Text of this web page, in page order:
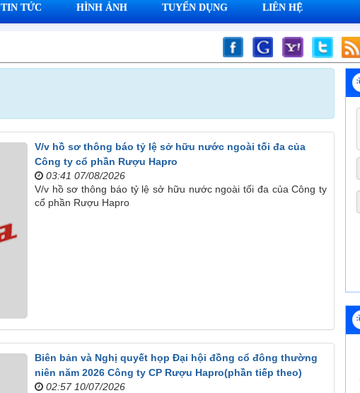
TIN TỨC HÌNH ẢNH TUYỂN DỤNG LIÊN HỆ
V/v hồ sơ thông báo tỷ lệ sở hữu nước ngoài tối đa của
Công ty cổ phần Rượu Hapro
03:41 07/08/2026
V/v hồ sơ thông báo tỷ lệ sở hữu nước ngoài tối đa của Công ty
cổ phần Rượu Hapro
Biên bản và Nghị quyết họp Đại hội đồng cổ đông thường
niên năm 2026 Công ty CP Rượu Hapro(phần tiếp theo)
02:57 10/07/2026